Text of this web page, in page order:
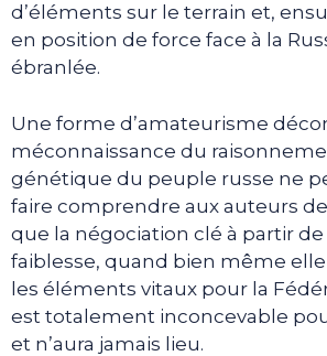
d’éléments sur le terrain et,
en position de force face à la
ébranlée.
Une forme d’amateurisme
méconnaissance du
génétique du peuple russe ne
faire comprendre aux auteurs
que la négociation clé à partir
faiblesse, quand bien même
les éléments vitaux pour la
est totalement inconcevable
et n’aura jamais lieu.